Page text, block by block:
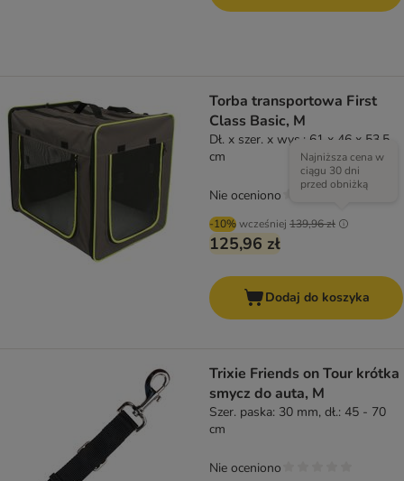
Torba transportowa First
Class Basic, M
Dł. x szer. x wys.: 61 x 46 x 53,5
cm
-10%wcześniej 139,96 zł
Najniższa cena w
ciągu 30 dni
przed obniżką
125,96 zł
Nie oceniono
Dodaj do koszyka
Trixie Friends on Tour krótka
smycz do auta, M
Szer. paska: 30 mm, dł.: 45 - 70
cm
Nie oceniono